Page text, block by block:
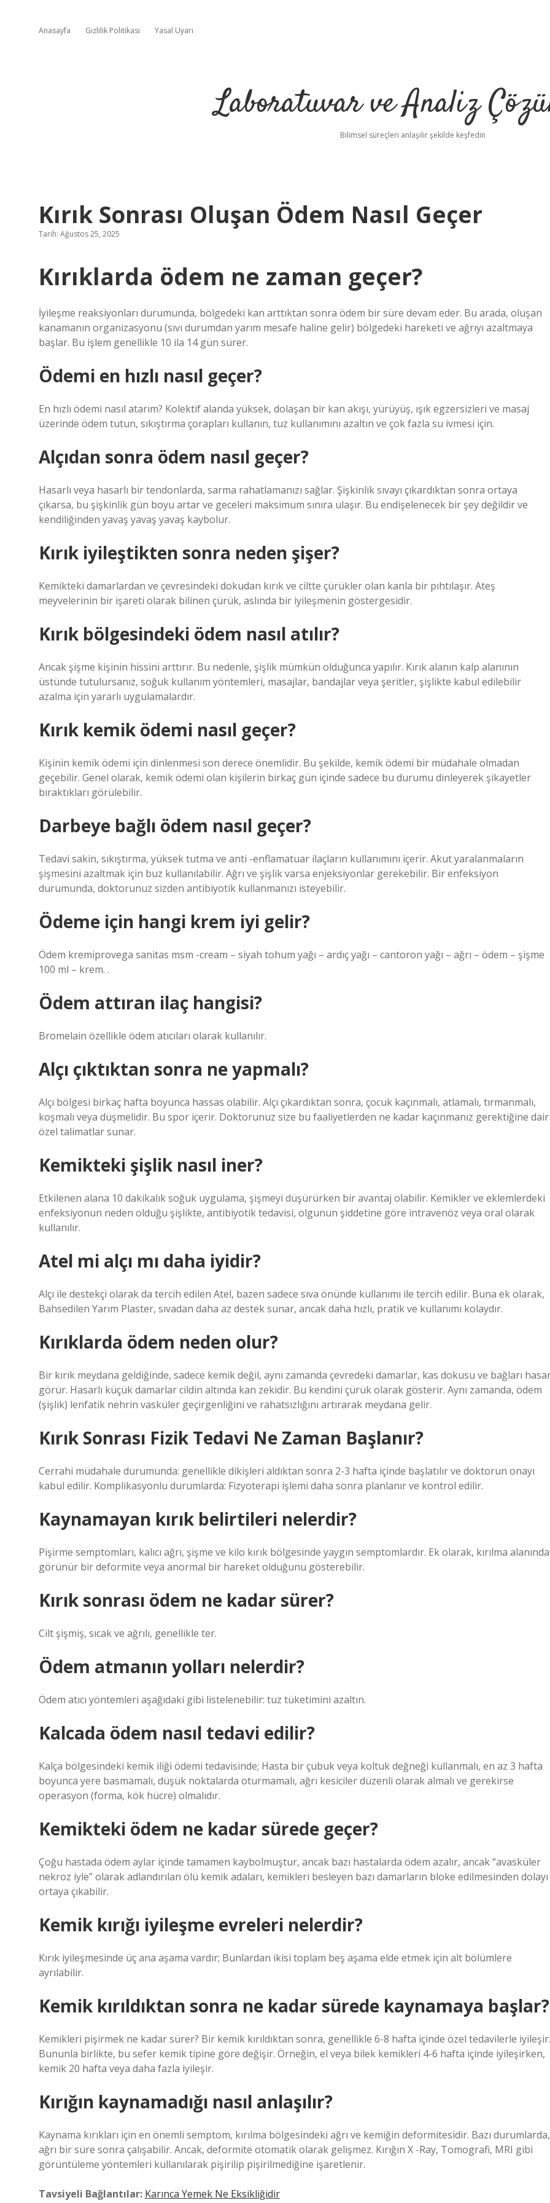
Anasayfa Gizlilik Politikası Yasal Uyarı
Laboratuvar ve Analiz
Bilimsel süreçleri anlaşılır şekilde keşfedin
Kırık Sonrası Oluşan Ödem Nasıl Geçer
Tarih: Ağustos 25, 2025
Kırıklarda ödem ne zaman geçer?
İyileşme reaksiyonları durumunda, bölgedeki kan arttıktan sonra ödem bir süre devam eder. Bu arada, oluşan
kanamanın organizasyonu (sıvı durumdan yarım mesafe haline gelir) bölgedeki hareketi ve ağrıyı azaltmaya
başlar. Bu işlem genellikle 10 ila 14 gün sürer.
Ödemi en hızlı nasıl geçer?
En hızlı ödemi nasıl atarım? Kolektif alanda yüksek, dolaşan bir kan akışı, yürüyüş, ışık egzersizleri ve masaj
üzerinde ödem tutun, sıkıştırma çorapları kullanın, tuz kullanımını azaltın ve çok fazla su ivmesi için.
Alçıdan sonra ödem nasıl geçer?
Hasarlı veya hasarlı bir tendonlarda, sarma rahatlamanızı sağlar. Şişkinlik sıvayı çıkardıktan sonra ortaya
çıkarsa, bu şişkinlik gün boyu artar ve geceleri maksimum sınıra ulaşır. Bu endişelenecek bir şey değildir ve
kendiliğinden yavaş yavaş yavaş kaybolur.
Kırık iyileştikten sonra neden şişer?
Kemikteki damarlardan ve çevresindeki dokudan kırık ve ciltte çürükler olan kanla bir pıhtılaşır. Ateş
meyvelerinin bir işareti olarak bilinen çürük, aslında bir iyileşmenin göstergesidir.
Kırık bölgesindeki ödem nasıl atılır?
Ancak şişme kişinin hissini arttırır. Bu nedenle, şişlik mümkün olduğunca yapılır. Kırık alanın kalp alanının
üstünde tutulursanız, soğuk kullanım yöntemleri, masajlar, bandajlar veya şeritler, şişlikte kabul edilebilir
azalma için yararlı uygulamalardır.
Kırık kemik ödemi nasıl geçer?
Kişinin kemik ödemi için dinlenmesi son derece önemlidir. Bu şekilde, kemik ödemi bir müdahale olmadan
geçebilir. Genel olarak, kemik ödemi olan kişilerin birkaç gün içinde sadece bu durumu dinleyerek şikayetler
bıraktıkları görülebilir.
Darbeye bağlı ödem nasıl geçer?
Tedavi sakin, sıkıştırma, yüksek tutma ve anti -enflamatuar ilaçların kullanımını içerir. Akut yaralanmaların
şişmesini azaltmak için buz kullanılabilir. Ağrı ve şişlik varsa enjeksiyonlar gerekebilir. Bir enfeksiyon
durumunda, doktorunuz sizden antibiyotik kullanmanızı isteyebilir.
Ödeme için hangi krem iyi gelir?
Ödem kremiprovega sanitas msm -cream – siyah tohum yağı – ardıç yağı – cantoron yağı – ağrı – ödem – şişme
100 ml – krem. .
Ödem attıran ilaç hangisi?
Bromelain özellikle ödem atıcıları olarak kullanılır.
Alçı çıktıktan sonra ne yapmalı?
Alçı bölgesi birkaç hafta boyunca hassas olabilir. Alçı çıkardıktan sonra, çocuk kaçınmalı, atlamalı, tırmanmalı,
koşmalı veya düşmelidir. Bu spor içerir. Doktorunuz size bu faaliyetlerden ne kadar kaçınmanız gerektiğine dair
özel talimatlar sunar.
Kemikteki şişlik nasıl iner?
Etkilenen alana 10 dakikalık soğuk uygulama, şişmeyi düşürürken bir avantaj olabilir. Kemikler ve eklemlerdeki
enfeksiyonun neden olduğu şişlikte, antibiyotik tedavisi, olgunun şiddetine göre intravenöz veya oral olarak
kullanılır.
Atel mi alçı mı daha iyidir?
Alçı ile destekçi olarak da tercih edilen Atel, bazen sadece sıva önünde kullanımı ile tercih edilir. Buna ek olarak,
Bahsedilen Yarım Plaster, sıvadan daha az destek sunar, ancak daha hızlı, pratik ve kullanımı kolaydır.
Kırıklarda ödem neden olur?
Bir kırık meydana geldiğinde, sadece kemik değil, aynı zamanda çevredeki damarlar, kas dokusu ve bağları
görür. Hasarlı küçük damarlar cildin altında kan zekidir. Bu kendini çürük olarak gösterir. Aynı zamanda, ödem
(şişlik) lenfatik nehrin vasküler geçirgenliğini ve rahatsızlığını artırarak meydana gelir.
Kırık Sonrası Fizik Tedavi Ne Zaman Başlanır?
Cerrahi müdahale durumunda: genellikle dikişleri aldıktan sonra 2-3 hafta içinde başlatılır ve doktorun onayı
kabul edilir. Komplikasyonlu durumlarda: Fizyoterapi işlemi daha sonra planlanır ve kontrol edilir.
Kaynamayan kırık belirtileri nelerdir?
Pişirme semptomları, kalıcı ağrı, şişme ve kilo kırık bölgesinde yaygın semptomlardır. Ek olarak, kırılma alanında
görünür bir deformite veya anormal bir hareket olduğunu gösterebilir.
Kırık sonrası ödem ne kadar sürer?
Cilt şişmiş, sıcak ve ağrılı, genellikle ter.
Ödem atmanın yolları nelerdir?
Ödem atıcı yöntemleri aşağıdaki gibi listelenebilir: tuz tüketimini azaltın.
Kalcada ödem nasıl tedavi edilir?
Kalça bölgesindeki kemik iliği ödemi tedavisinde; Hasta bir çubuk veya koltuk değneği kullanmalı, en az 3 hafta
boyunca yere basmamalı, düşük noktalarda oturmamalı, ağrı kesiciler düzenli olarak almalı ve gerekirse
operasyon (forma, kök hücre) olmalıdır.
Kemikteki ödem ne kadar sürede geçer?
Çoğu hastada ödem aylar içinde tamamen kaybolmuştur, ancak bazı hastalarda ödem azalır, ancak “avasküler
nekroz iyle” olarak adlandırılan ölü kemik adaları, kemikleri besleyen bazı damarların bloke edilmesinden dolayı
ortaya çıkabilir.
Kemik kırığı iyileşme evreleri nelerdir?
Kırık iyileşmesinde üç ana aşama vardır; Bunlardan ikisi toplam beş aşama elde etmek için alt bölümlere
ayrılabilir.
Kemik kırıldıktan sonra ne kadar sürede kaynamaya başlar?
Kemikleri pişirmek ne kadar sürer? Bir kemik kırıldıktan sonra, genellikle 6-8 hafta içinde özel tedavilerle iyileşir.
Bununla birlikte, bu sefer kemik tipine göre değişir. Örneğin, el veya bilek kemikleri 4-6 hafta içinde iyileşirken,
kemik 20 hafta veya daha fazla iyileşir.
Kırığın kaynamadığı nasıl anlaşılır?
Kaynama kırıkları için en önemli semptom, kırılma bölgesindeki ağrı ve kemiğin deformitesidir. Bazı durumlarda,
ağrı bir süre sonra çalışabilir. Ancak, deformite otomatik olarak gelişmez. Kırığın X -Ray, Tomografi, MRI gibi
görüntüleme yöntemleri kullanılarak pişirilip pişirilmediğine işaretlenir.
Tavsiyeli Bağlantılar: Karınca Yemek Ne Eksikliğidir